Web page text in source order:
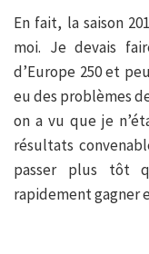
En fait, la saison
moi. Je devais
d’Europe 250 et
eu des problèmes
on a vu que je
résultats
passer plus tôt
rapidement gagner